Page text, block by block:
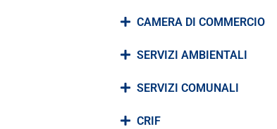
CAMERA DI COMMERCIO
SERVIZI AMBIENTALI
SERVIZI COMUNALI
CRIF